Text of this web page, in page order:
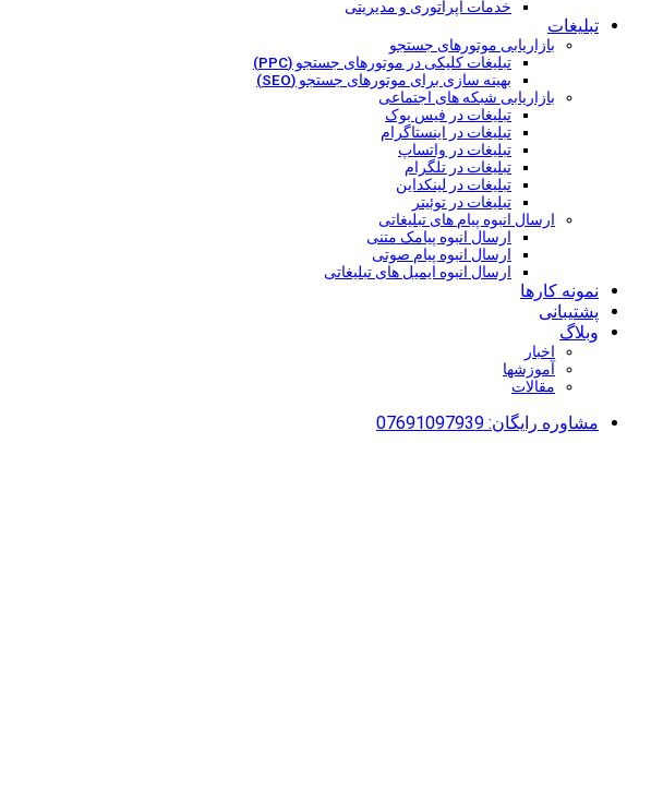
خدمات اپراتوری و مدیریتی
تبلیغات
بازاریابی موتورهای جستجو
تبلیغات کلیکی در موتورهای جستجو (PPC)
بهینه سازی برای موتورهای جستجو (SEO)
بازاریابی شبکه های اجتماعی
تبلیغات در فیس بوک
تبلیغات در اینستاگرام
تبلیغات در واتساپ
تبلیغات در تلگرام
تبلیغات در لینکداین
تبلیغات در توئیتر
ارسال انبوه پیام های تبلیغاتی
ارسال انبوه پیامک متنی
ارسال انبوه پیام صوتی
ارسال انبوه ایمیل های تبلیغاتی
نمونه کارها
پشتیبانی
وبلاگ
اخبار
آموزشها
مقالات
مشاوره رایگان: 07691097939